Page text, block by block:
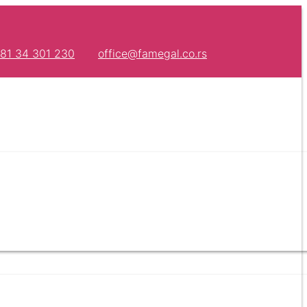
34 301 230 office@famegal.co.rs